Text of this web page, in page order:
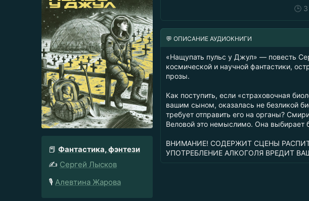
🕒
📕 Фантастика, фэнтези
✍️ Сергей Лысков
🎙️ Алевтина Жарова
💬 ОПИСАНИЕ АУДИОКНИГИ
«Нащупать пульс у Джул» — повесть
космической и научной фантастики,
прозы.
Как поступить, если «страховочная
вашим сыном, оказалась не безликой
требует отправить его на органы?
Веловой это немыслимо. Она выбирает
ВНИМАНИЕ! СОДЕРЖИТ СЦЕНЫ
УПОТРЕБЛЕНИЕ АЛКОГОЛЯ ВРЕДИТ